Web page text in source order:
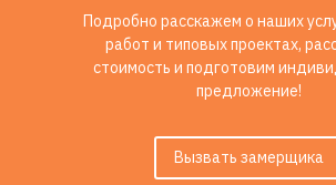
Подробно расскажем о наших
работ и типовых проектах,
стоимость и подготовим
предложение!
Вызвать замерщика